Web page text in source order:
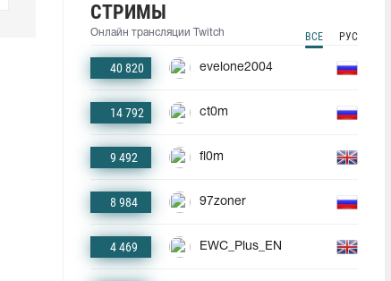
СТРИМЫ
Онлайн трансляции Twitch ВСЕ РУС
40 820 evelone2004
14 792 ct0m
9 492 fl0m
8 984 97zoner
4 469 EWC_Plus_EN